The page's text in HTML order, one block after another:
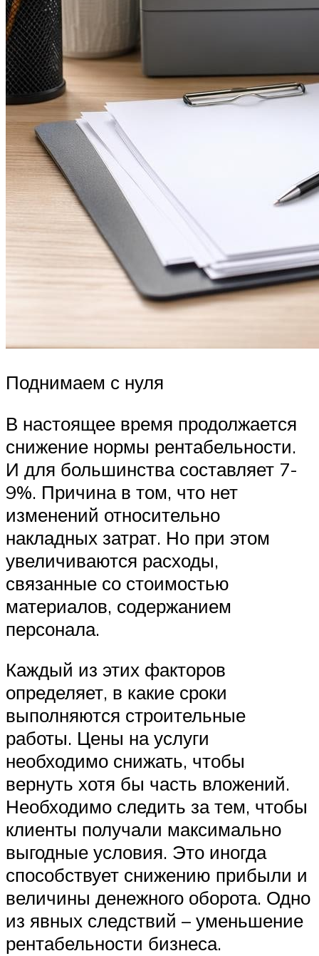
Поднимаем с нуля
В настоящее время продолжается
снижение нормы рентабельности.
И для большинства составляет 7-
9%. Причина в том, что нет
изменений относительно
накладных затрат. Но при этом
увеличиваются расходы,
связанные со стоимостью
материалов, содержанием
персонала.
Каждый из этих факторов
определяет, в какие сроки
выполняются строительные
работы. Цены на услуги
необходимо снижать, чтобы
вернуть хотя бы часть вложений.
Необходимо следить за тем, чтобы
клиенты получали максимально
выгодные условия. Это иногда
способствует снижению прибыли и
величины денежного оборота. Одно
из явных следствий – уменьшение
рентабельности бизнеса.